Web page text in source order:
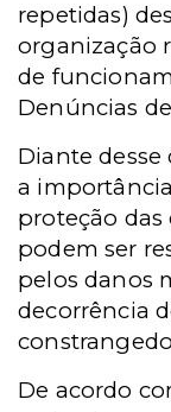
repetidas)
organização
de
Denúncias
Diante desse
a
proteção das
podem ser
pelos danos
decorrência
De acordo